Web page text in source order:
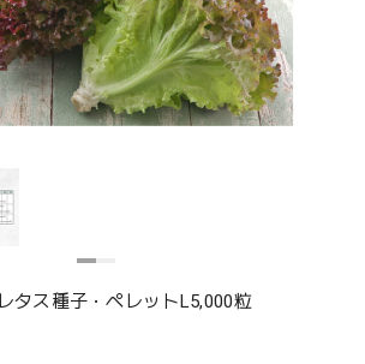
ス種子・ペレットL5,000粒